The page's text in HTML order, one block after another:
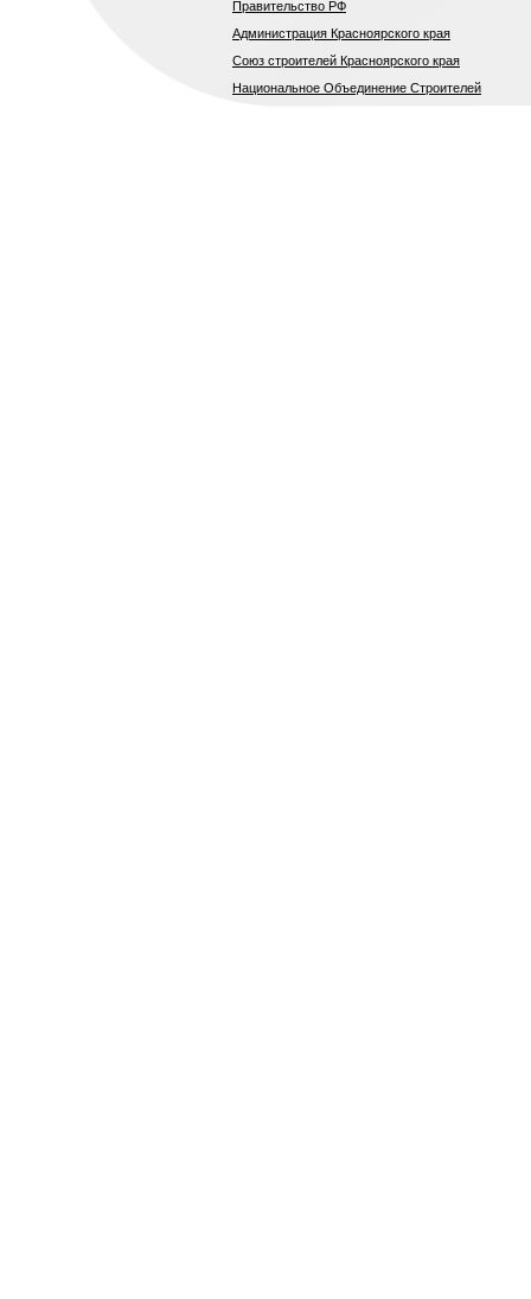
Правительство РФ
Администрация Красноярского края
Союз строителей Красноярского края
Национальное Объединение Строителей